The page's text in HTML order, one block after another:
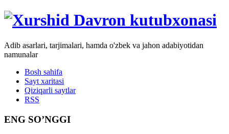
Adib asarlari, tarjimalari, hamda o'zbek va jahon adabiyotidan
namunalar
Bosh sahifa
Sayt xaritasi
Qiziqarli saytlar
RSS
ENG SO’NGGI